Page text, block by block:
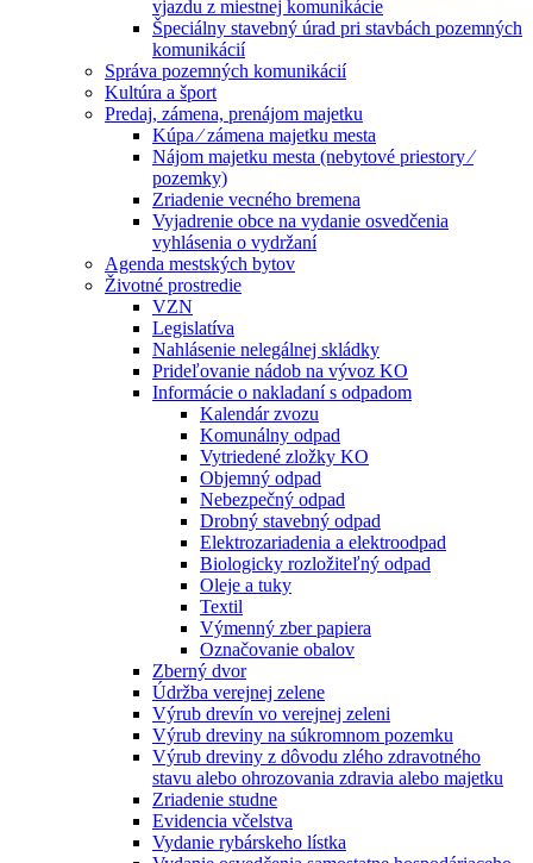
vjazdu z miestnej komunikácie
Špeciálny stavebný úrad pri stavbách pozemných
komunikácií
Správa pozemných komunikácií
Kultúra a šport
Predaj, zámena, prenájom majetku
Kúpa ⁄ zámena majetku mesta
Nájom majetku mesta (nebytové priestory ⁄
pozemky)
Zriadenie vecného bremena
Vyjadrenie obce na vydanie osvedčenia
vyhlásenia o vydržaní
Agenda mestských bytov
Životné prostredie
VZN
Legislatíva
Nahlásenie nelegálnej skládky
Prideľovanie nádob na vývoz KO
Informácie o nakladaní s odpadom
Kalendár zvozu
Komunálny odpad
Vytriedené zložky KO
Objemný odpad
Nebezpečný odpad
Drobný stavebný odpad
Elektrozariadenia a elektroodpad
Biologicky rozložiteľný odpad
Oleje a tuky
Textil
Výmenný zber papiera
Označovanie obalov
Zberný dvor
Údržba verejnej zelene
Výrub drevín vo verejnej zeleni
Výrub dreviny na súkromnom pozemku
Výrub dreviny z dôvodu zlého zdravotného
stavu alebo ohrozovania zdravia alebo majetku
Zriadenie studne
Evidencia včelstva
Vydanie rybárskeho lístka